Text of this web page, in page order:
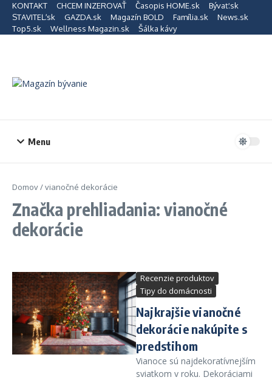
Preskočiť na obsah
KONTAKT CHCEM INZEROVAŤ Časopis HOME.sk
Bývať.sk
STAVITEĽ.sk
GAZDA.sk Magazín BOLD Família.sk
News.sk
Top5.sk
Wellness Magazin.sk Šálka kávy
Menu
Domov/vianočné dekorácie
Značka prehliadania: vianočné
dekorácie
Recenzie produktov
Tipy do domácnosti
Najkrajšie vianočné
dekorácie nakúpite s
predstihom
Vianoce sú najdekoratívnejším
sviatkom v roku. Dekoráciami